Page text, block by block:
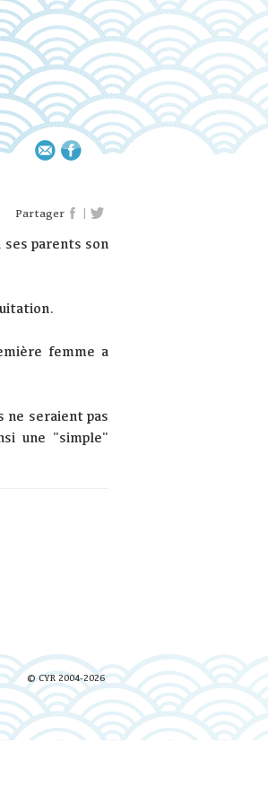
Partager |
parents son
femme a
ne seraient pas
une "simple"
© CYR 2004-2026